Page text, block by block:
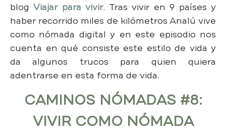
blogViajar para vivir. Tras vivir en 9 países y
haber recorrido miles de kilómetros Analú vive
como nómada digital y en este episodio nos
cuenta en qué consiste este estilo de vida y
da algunos trucos para quien quiera
adentrarse en esta forma de vida.
CAMINOS NÓMADAS #8:
VIVIR COMO NÓMADA